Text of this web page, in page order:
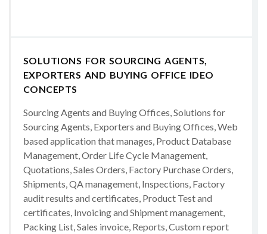
SOLUTIONS FOR SOURCING AGENTS,
EXPORTERS AND BUYING OFFICE IDEO
CONCEPTS
Sourcing Agents and Buying Offices, Solutions for
Sourcing Agents, Exporters and Buying Offices, Web
based application that manages, Product Database
Management, Order Life Cycle Management,
Quotations, Sales Orders, Factory Purchase Orders,
Shipments, QA management, Inspections, Factory
audit results and certificates, Product Test and
certificates, Invoicing and Shipment management,
Packing List, Sales invoice, Reports, Custom report